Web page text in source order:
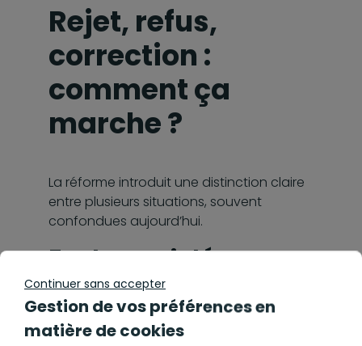
Rejet, refus,
correction :
comment ça
marche ?
La réforme introduit une distinction claire
entre plusieurs situations, souvent
confondues aujourd’hui.
Facture rejetée
Le rejet intervient avant acceptation par
le client, généralement pour des raisons
Continuer sans accepter
Gestion de vos préférences en
matière de cookies